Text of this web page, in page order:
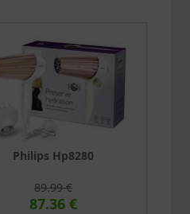
Philips Hp8280
89.99 €
87.36 €